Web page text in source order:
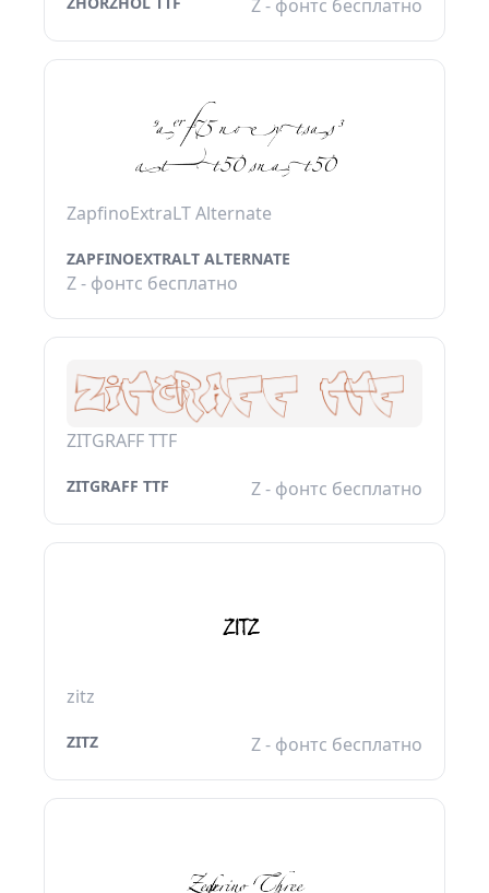
Z - фонтс бесплатно
ZapfinoExtraLT Alternate
ZAPFINOEXTRALT ALTERNATE
Z - фонтс бесплатно
ZITGRAFF TTF
ZITGRAFF TTF Z - фонтс бесплатно
zitz
ZITZ Z - фонтс бесплатно